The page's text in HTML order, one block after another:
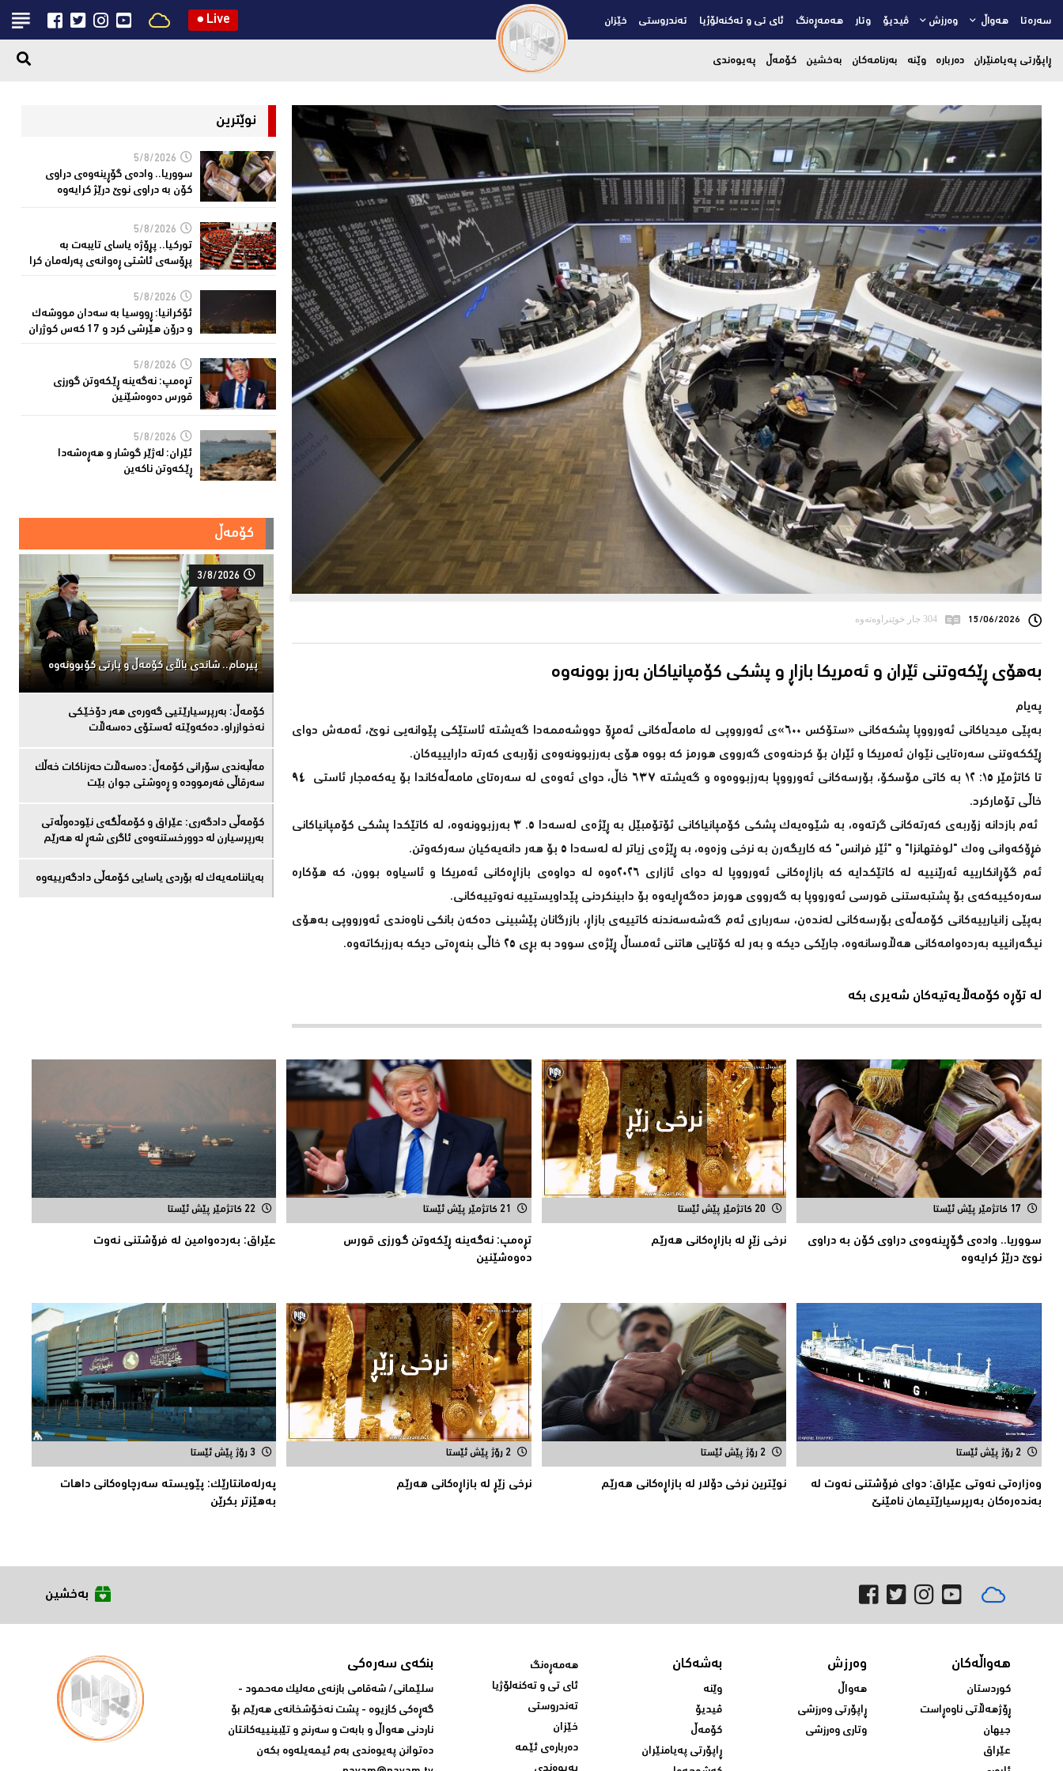
سەرەتا هەواڵ وەرزش ڤیدیۆ وتار هەمەڕەنگ ئای تی و تەکنەلۆژیا تەندروستی خێزان ● Live
ڕاپۆرتی پەیامنێران دەربارە وێنە بەرنامەکان بەخشین کۆمەڵ پەیوەندی
15/06/2026 304 جار خوێنراوەتەوە
بەهۆی ڕێکەوتنی ئێران و ئەمریکا بازاڕ و پشکی کۆمپانیاکان بەرز بوونەوە
پەیام
بەپێی میدیاکانی ئەورووپا پشکەکانی «ستۆکس ٦٠٠»ی ئەورووپی لە مامەڵەکانی ئەمڕۆ دووشەممەدا گەیشتە ئاستێکی پێوانەیی نوێ، ئەمەش دوای
ڕێککەوتنی سەرەتایی نێوان ئەمریکا و ئێران بۆ کردنەوەی گەرووی هورمز کە بووە هۆی بەرزبوونەوەی زۆربەی کەرتە دارایییەکان.
تا کاتژمێر ١٥: ١٢ بە کاتی مۆسکۆ، بۆرسەکانی ئەورووپا بەرزبووەوە و گەیشتە ٦٣٧ خاڵ، دوای ئەوەی لە سەرەتای مامەڵەکاندا بۆ یەکەمجار ئاستی ٩٤
خاڵی تۆمارکرد.
ئەم بازدانە زۆربەی کەرتەکانی گرتەوە، بە شێوەیەک پشکی کۆمپانیاکانی ئۆتۆمبێل بە ڕێژەی لەسەدا ٥. ٣ بەرزبوونەوە، لە کاتێکدا پشکی کۆمپانیاکانی
فڕۆکەوانی وەک "لوفتهانزا" و "ئێر فرانس" کە کاریگەرن بە نرخی وزەوە، بە ڕێژەی زیاتر لە لەسەدا ٥ بۆ هەر دانەیەکیان سەرکەوتن.
ئەم گۆڕانکارییە ئەرێنییە لە کاتێکدایە کە بازاڕەکانی ئەورووپا لە دوای ئازاری ٢٠٢٦ەوە لە دواوەی بازاڕەکانی ئەمریکا و ئاسیاوە بوون، کە هۆکارە
سەرەکییەکەی بۆ پشتبەستنی قورسی ئەورووپا بە گەرووی هورمز دەگەڕایەوە بۆ دابینکردنی پێداویستییە نەوتییەکانی.
بەپێی زانیارییەکانی کۆمەڵەی بۆرسەکانی لەندەن، سەرباری ئەم گەشەسەندنە کاتییەی بازاڕ، بازرگانان پێشبینی دەکەن بانکی ناوەندی ئەورووپی بەهۆی
نیگەرانییە بەردەوامەکانی هەڵاوسانەوە، جارێکی دیکە و بەر لە کۆتایی هاتنی ئەمساڵ ڕێژەی سوود بە بڕی ٢٥ خاڵی بنەڕەتی دیکە بەرزبکاتەوە.
لە تۆڕە کۆمەڵایەتیەکان شەیری بکە
نوێترین
5/8/2026
سووریا.. واده‌ی گۆڕینه‌وه‌ی دراوی
كۆن به‌ دراوی نوێ درێژ كرایه‌وه‌
5/8/2026
توركیا.. پڕۆژه‌ یاسای تایبه‌ت به‌
پڕۆسه‌ی ئاشتی ڕه‌وانه‌ی په‌رله‌مان كرا
5/8/2026
ئۆكرانیا: ڕووسیا به‌ سه‌دان مووشه‌ك
و درۆن هێرشی كرد و 17 كه‌س كوژران
5/8/2026
تڕه‌مپ: نه‌گه‌ینه‌ ڕێكه‌وتن گورزی
قورس ده‌وه‌شێنین
5/8/2026
ئێران: له‌ژێر گوشار و هەڕەشەدا
ڕێکەوتن ناکەین
کۆمەڵ
3/8/2026
پیرمام.. شاندی باڵای كۆمه‌ڵ و پارتی كۆبوونه‌وه‌
كۆمەڵ: بەرپرسیارێتیی گەورەی هەر دۆخێکی
نەخوازراو، دەكەوێتە ئەستۆی دەسەڵات
مەڵبەندى سۆرانى کۆمەڵ: دەسەڵات حەزناکات خەڵک
سەرقاڵى فەرموودە و ڕەوشتى جوان بێت
کۆمەڵى دادگەرى: عێراق و كۆمەڵگەی نێودەوڵەتی
بەرپرسیارن لە دوورخستنەوەى ئاگری شەڕ لە هەرێم
بەیاننامەیەک لە بۆردی یاسایی کۆمەڵی دادگەرییەوە
17 کاتژمێر پێش ئێستا
سووریا.. واده‌ی گۆڕینه‌وه‌ی دراوی كۆن به‌ دراوی
نوێ درێژ كرایه‌وه‌
20 کاتژمێر پێش ئێستا
نرخى زێڕ له‌ بازاڕه‌كانی هه‌رێم
21 کاتژمێر پێش ئێستا
تڕه‌مپ: نه‌گه‌ینه‌ ڕێكه‌وتن گورزی قورس
ده‌وه‌شێنین
22 کاتژمێر پێش ئێستا
عێراق: به‌رده‌وامین له‌ فرۆشتنی نه‌وت
2 رۆژ پێش ئێستا
وه‌زاره‌تی نه‌وتی عێراق: دوای فرۆشتنی نه‌وت له‌
به‌نده‌ره‌كان به‌رپرسیارێتیمان نامێنێ
2 رۆژ پێش ئێستا
نوێترین نرخی دۆلار له‌ بازاڕه‌كانی هه‌رێم
2 رۆژ پێش ئێستا
نرخى زێڕ له‌ بازاڕه‌كانی هه‌رێم
3 رۆژ پێش ئێستا
په‌رله‌مانتارێك: پێویسته‌ سه‌رچاوه‌كانی داهات
به‌هێزتر بكرێن
بەخشین
هەواڵەکان
کوردستان
ڕۆژهەڵاتی ناوەڕاست
جیهان
عێراق
وەرزش
هەواڵ
ڕاپۆرتی وەرزشی
وتاری وەرزشی
بەشەکان
وێنە
ڤیدیۆ
کۆمەڵ
ڕاپۆرتی پەیامنێران
هەمەڕەنگ
ئای تی و تەکنەلۆژیا
تەندروستی
خێزان
دەربارەی ئێمە
بنکەی سەرەکی
سلێمانی/ شه‌قامی بازنه‌ی مه‌لیک مه‌حمود -
گه‌ڕه‌کی کازیوه‌ - پشت نه‌خۆشخانه‌ی‌ هه‌رێم بۆ
ناردنی‌ هه‌واڵ و بابه‌ت و سه‌رنج و تێبینییه‌كانتان
ده‌توانن په‌یوه‌ندی‌ به‌م ئیمه‌یله‌وه‌ بكه‌ن